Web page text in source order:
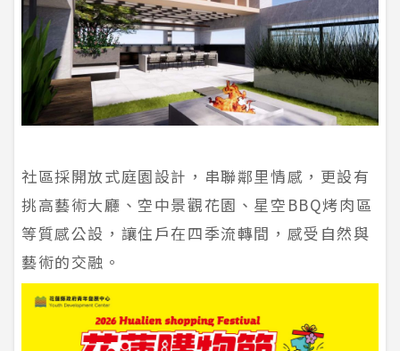
社區採開放式庭園設計，串聯鄰里情感，更設有
挑高藝術大廳、空中景觀花園、星空BBQ烤肉區
等質感公設，讓住戶在四季流轉間，感受自然與
藝術的交融。